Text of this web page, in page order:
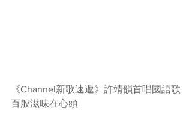
《Channel新歌速遞》許靖韻首唱國語歌
百般滋味在心頭